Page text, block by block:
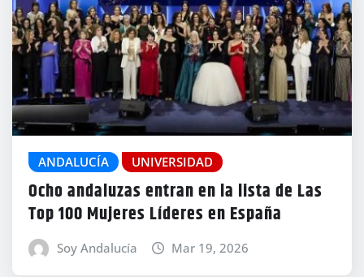
ANDALUCÍA UNIVERSIDAD
Ocho andaluzas entran en la lista de Las
Top 100 Mujeres Líderes en España
Soy Andalucía Mar 19, 2026